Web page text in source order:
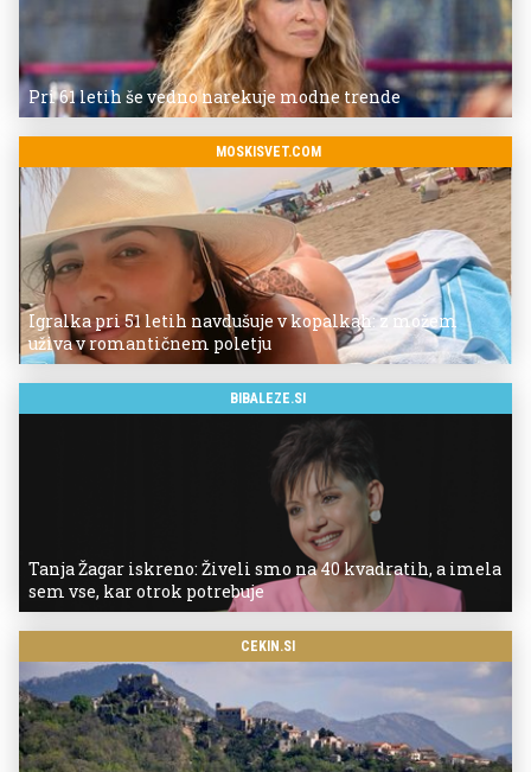
Pri 61 letih še vedno narekuje modne trende
MOSKISVET.COM
Igralka pri 51 letih navdušuje v kopalkah: z možem
uživa v romantičnem poletju
BIBALEZE.SI
Tanja Žagar iskreno: Živeli smo na 40 kvadratih, a imela
sem vse, kar otrok potrebuje
CEKIN.SI